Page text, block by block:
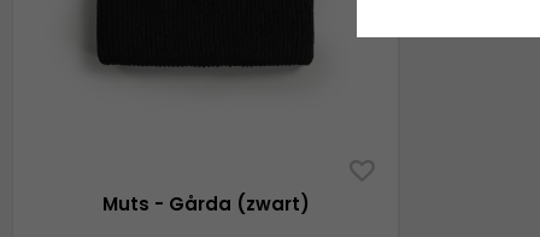
Muts - Gårda (zwart)